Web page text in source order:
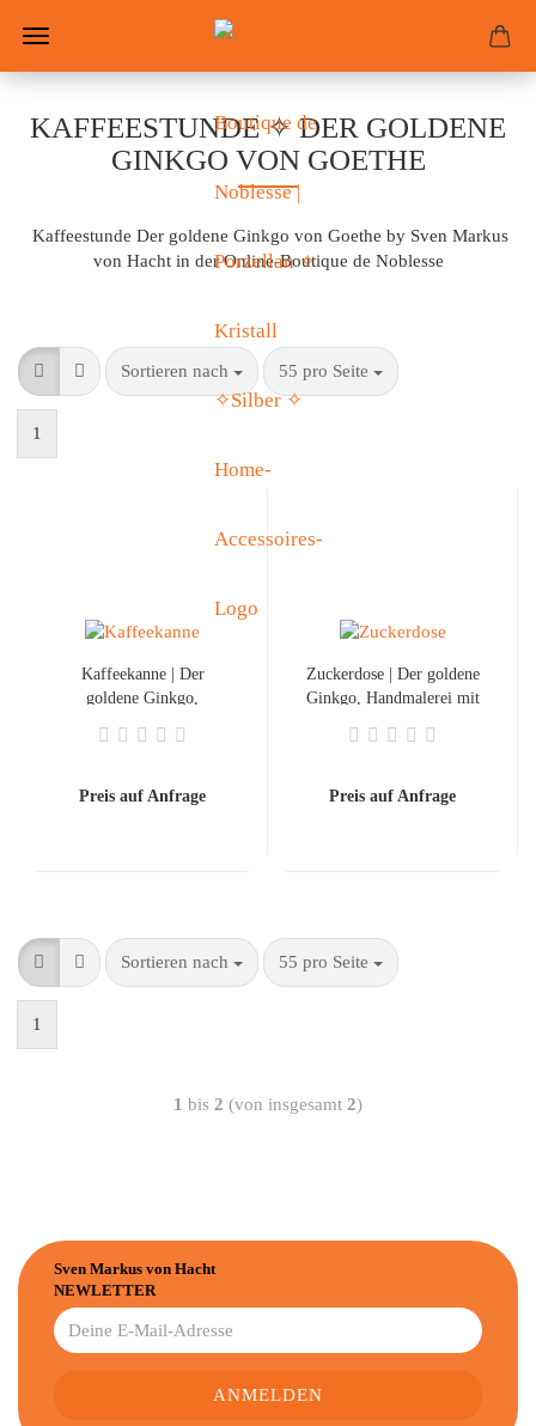
KAFFEESTUNDE ✧ DER GOLDENE
GINKGO VON GOETHE
Kaffeestunde Der goldene Ginkgo von Goethe by Sven Markus
von Hacht in der Online-Boutique de Noblesse
Sortieren nach 55 pro Seite
1
Kaffeekanne | Der
goldene Ginkgo,
Goldschrift
Preis auf Anfrage
Zuckerdose | Der goldene
Ginkgo, Handmalerei mit
Preis auf Anfrage
Sortieren nach 55 pro Seite
1
1 bis 2 (von insgesamt 2)
Sven Markus von Hacht
NEWLETTER